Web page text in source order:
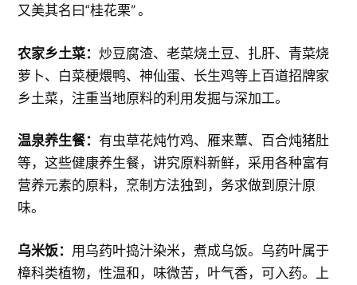
又美其名曰“桂花栗” 。
农家乡土菜：炒豆腐渣、老菜烧土豆、扎肝、青菜烧
萝卜、白菜梗煨鸭、神仙蛋、长生鸡等上百道招牌家
乡土菜，注重当地原料的利用发掘与深加工。
温泉养生餐： 有虫草花炖竹鸡、雁来蕈、百合炖猪肚
等，这些健康养生餐，讲究原料新鲜，采用各种富有
营养元素的原料，烹制方法独到，务求做到原汁原
味。
乌米饭： 用乌药叶捣汁染米，煮成乌饭。乌药叶属于
樟科类植物，性温和，味微苦，叶气香，可入药。上